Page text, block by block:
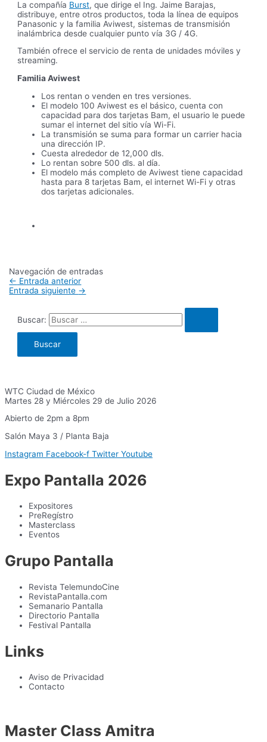
La compañía Burst, que dirige el Ing. Jaime Barajas,
distribuye, entre otros productos, toda la línea de equipos
Panasonic y la familia Aviwest, sistemas de transmisión
inalámbrica desde cualquier punto vía 3G / 4G.
También ofrece el servicio de renta de unidades móviles y
streaming.
Familia Aviwest
Los rentan o venden en tres versiones.
El modelo 100 Aviwest es el básico, cuenta con
capacidad para dos tarjetas Bam, el usuario le puede
sumar el internet del sitio vía Wi-Fi.
La transmisión se suma para formar un carrier hacia
una dirección IP.
Cuesta alrededor de 12,000 dls.
Lo rentan sobre 500 dls. al día.
El modelo más completo de Aviwest tiene capacidad
hasta para 8 tarjetas Bam, el internet Wi-Fi y otras
dos tarjetas adicionales.
Navegación de entradas
← Entrada anterior
Entrada siguiente →
Buscar:
WTC Ciudad de México
Martes 28 y Miércoles 29 de Julio 2026
Abierto de 2pm a 8pm
Salón Maya 3 / Planta Baja
Instagram Facebook-f Twitter Youtube
Expo Pantalla 2026
Expositores
PreRegístro
Masterclass
Eventos
Grupo Pantalla
Revista TelemundoCine
RevistaPantalla.com
Semanario Pantalla
Directorio Pantalla
Festival Pantalla
Links
Aviso de Privacidad
Contacto
Master Class Amitra